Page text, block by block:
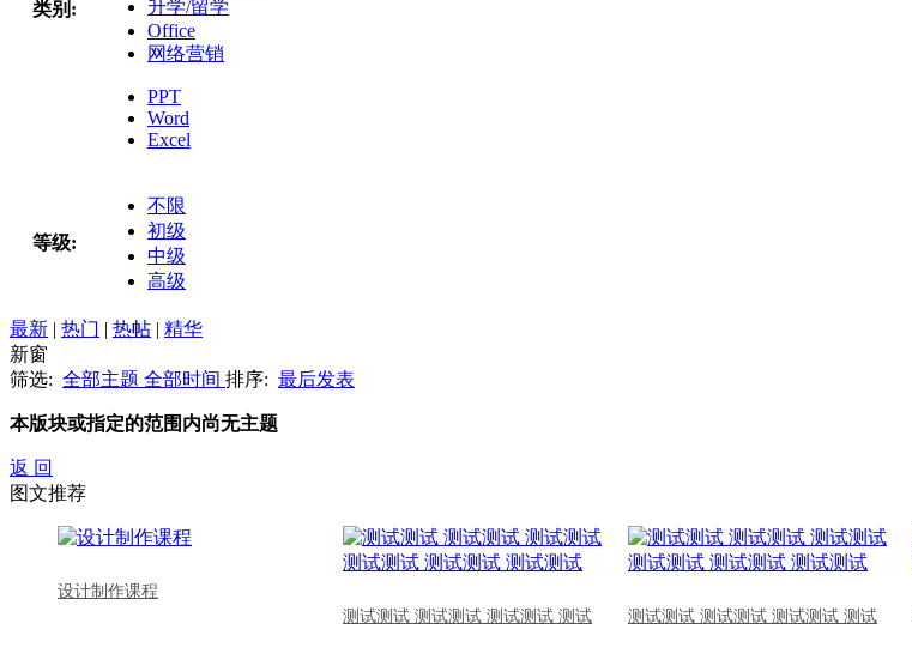
类别:
升学/留学
Office
网络营销
PPT
Word
Excel
等级:
不限
初级
中级
高级
最新 | 热门 | 热帖 | 精华
新窗
筛选: 全部主题 全部时间 排序: 最后发表
本版块或指定的范围内尚无主题
返 回
图文推荐
设计制作课程
测试测试 测试测试 测试测试 测试
测试测试 测试测试 测试测试 测试